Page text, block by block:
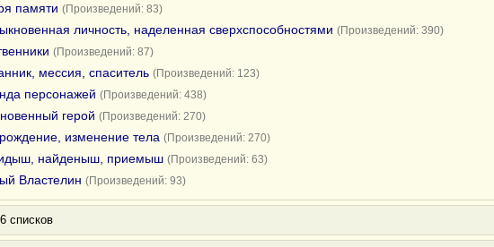
памяти (Произведений: 83)
личность, наделенная сверхспособностями (Произведений: 390)
(Произведений: 87)
мессия, спаситель (Произведений: 123)
персонажей (Произведений: 438)
герой (Произведений: 270)
изменение тела (Произведений: 270)
найденыш, приемыш (Произведений: 63)
Властелин (Произведений: 93)
6 списков